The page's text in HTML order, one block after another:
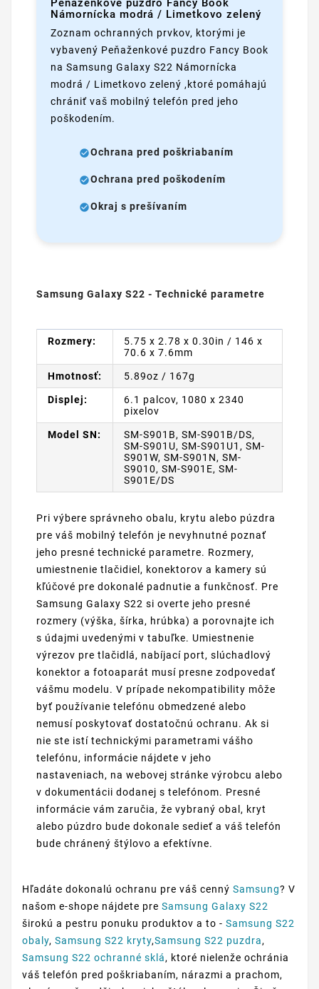
Peňaženkové puzdro Fancy Book
Námornícka modrá / Limetkovo zelený
Zoznam ochranných prvkov, ktorými je
vybavený Peňaženkové puzdro Fancy Book
na Samsung Galaxy S22 Námornícka
modrá / Limetkovo zelený ,ktoré pomáhajú
chrániť vaš mobilný telefón pred jeho
poškodením.
Ochrana pred poškriabaním
Ochrana pred poškodením
Okraj s prešívaním
Samsung Galaxy S22 - Technické parametre
Rozmery:
5.75 x 2.78 x 0.30in / 146 x
70.6 x 7.6mm
Hmotnosť: 5.89oz / 167g
Displej:
6.1 palcov, 1080 x 2340
pixelov
Model SN:
SM-S901B, SM-S901B/DS,
SM-S901U, SM-S901U1, SM-
S901W, SM-S901N, SM-
S9010, SM-S901E, SM-
S901E/DS
Pri výbere správneho obalu, krytu alebo púzdra
pre váš mobilný telefón je nevyhnutné poznať
jeho presné technické parametre. Rozmery,
umiestnenie tlačidiel, konektorov a kamery sú
kľúčové pre dokonalé padnutie a funkčnosť. Pre
Samsung Galaxy S22 si overte jeho presné
rozmery (výška, šírka, hrúbka) a porovnajte ich
s údajmi uvedenými v tabuľke. Umiestnenie
výrezov pre tlačidlá, nabíjací port, slúchadlový
konektor a fotoaparát musí presne zodpovedať
vášmu modelu. V prípade nekompatibility môže
byť používanie telefónu obmedzené alebo
nemusí poskytovať dostatočnú ochranu. Ak si
nie ste istí technickými parametrami vášho
telefónu, informácie nájdete v jeho
nastaveniach, na webovej stránke výrobcu alebo
v dokumentácii dodanej s telefónom. Presné
informácie vám zaručia, že vybraný obal, kryt
alebo púzdro bude dokonale sedieť a váš telefón
bude chránený štýlovo a efektívne.
Hľadáte dokonalú ochranu pre váš cenný Samsung? V
našom e-shope nájdete pre Samsung Galaxy S22
širokú a pestru ponuku produktov a to - Samsung S22
obaly, Samsung S22 kryty,Samsung S22 puzdra,
Samsung S22 ochranné sklá, ktoré nielenže ochránia
váš telefón pred poškriabaním, nárazmi a prachom,